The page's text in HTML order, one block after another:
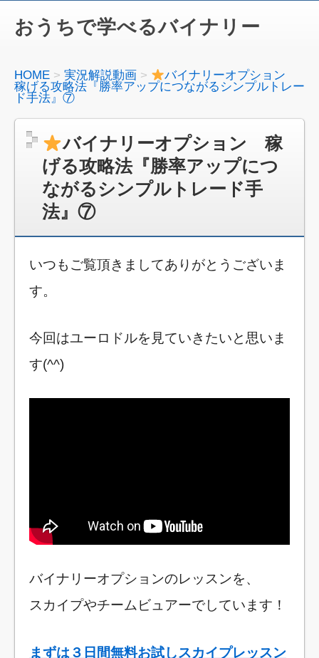
おうちで学べるバイナリー
HOME 実況解説動画
バイナリーオプション
稼げる攻略法『勝率アップにつながるシンプルトレー
ド手法』⑦
バイナリーオプション 稼
げる攻略法『勝率アップにつ
ながるシンプルトレード手
法』⑦
いつもご覧頂きましてありがとうございま
す。
今回はユーロドルを見ていきたいと思いま
す(^^)
バイナリーオプションのレッスンを、
スカイプやチームビュアーでしています！
まずは３日間無料お試しスカイプレッスン